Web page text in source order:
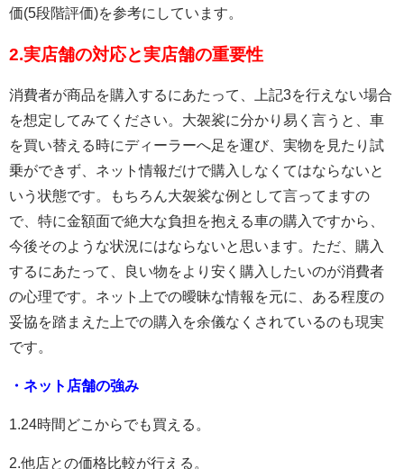
価(5段階評価)を参考にしています。
2.実店舗の対応と実店舗の重要性
消費者が商品を購入するにあたって、上記3を行えない場合
を想定してみてください。大袈裟に分かり易く言うと、車
を買い替える時にディーラーへ足を運び、実物を見たり試
乗ができず、ネット情報だけで購入しなくてはならないと
いう状態です。もちろん大袈裟な例として言ってますの
で、特に金額面で絶大な負担を抱える車の購入ですから、
今後そのような状況にはならないと思います。ただ、購入
するにあたって、良い物をより安く購入したいのが消費者
の心理です。ネット上での曖昧な情報を元に、ある程度の
妥協を踏まえた上での購入を余儀なくされているのも現実
です。
・ネット店舗の強み
1.24時間どこからでも買える。
2.他店との価格比較が行える。